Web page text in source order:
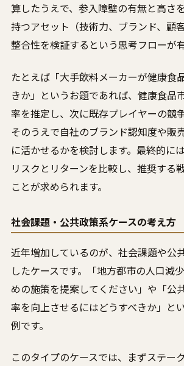
算したうえで、参入障壁の有無と高さ
持つアセット（技術力、ブランド、顧
整合性を検証するという思考フローが有
たとえば「大手飲料メーカーが健康食
きか」というお題であれば、健康食品
率を推定し、次に既存プレイヤーの競
そのうえで自社のブランド認知度や販
に活かせるかを検討します。最終的に
リスクとリターンを比較し、推奨する
ことが求められます。
社会課題・公共政策系ケースの考え方
近年増加しているのが、社会課題や公
したケースです。「地方都市の人口減
めの施策を提案してください」や「公
率を向上させるにはどうすべきか」と
例です。
このタイプのケースでは、まずステー